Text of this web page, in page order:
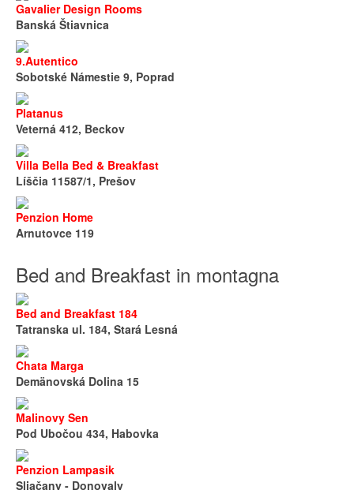
Gavalier Design Rooms
Banská Štiavnica
9.Autentico
Sobotské Námestie 9, Poprad
Platanus
Veterná 412, Beckov
Villa Bella Bed & Breakfast
Líščia 11587/1, Prešov
Penzion Home
Arnutovce 119
Bed and Breakfast in montagna
Bed and Breakfast 184
Tatranska ul. 184, Stará Lesná
Chata Marga
Demänovská Dolina 15
Malinovy Sen
Pod Ubočou 434, Habovka
Penzion Lampasik
Sliačany - Donovaly